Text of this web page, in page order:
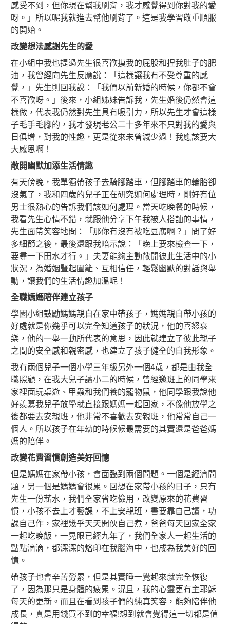
感受不到，但你現在幫我刷背，我才感覺得到你對我的愛
呀。」所以呢我就進去幫他刷背了。這是我學習敬重順服
的開始。
改變想法感謝先生的愛
在小組中我也提過先生很喜歡摸我的屁股和捏我肚子的肥
油，我曾經向先生反應說：
「這樣讓我有不受尊重的感
覺，」先生則回我說：「我們以前新婚的時候，你都不會
不喜歡呀。」後來，小組姊妹告訴我，先生婚後仍然會這
樣做，代表我仍然對先生具有吸引力，所以先生才會這樣
子毛手毛腳的，我才發現老公二十多年來不只對我的愛與
日俱增，對我的性趣，更是從來未曾減少過！我應該要大
大感恩啊！
敞開幽默加添生活情趣
有天傍晚，我單獨帶孩子去騎腳踏車，但腳踏車的輪胎卻
沒氣了，我和四歳的兒子正在研究如何處理時，剛好有位
男士很熱心的告訴我們該如何處理。當天吃晚餐的時候，
我看先生心情不錯，就跟他分享下午我被人搭訕的事情，
先生面帶笑容地問：「那你有沒有被吃豆腐啊？」問了好
多細節之後，最後還跟我暗示說：「晚上要來檢查一下，
要尋一下田水才行。」夫妻能夠主動敞開彼此生活中的小
狀況，為婚姻豎起圍籬、互相信任，輕鬆幽默的對話與舉
動，讓我們的生活情趣加溫呢！
全職媽媽陪伴建立孩子
學園小組鼓勵媽媽親自在家中帶孩子，媽媽親自帶小孩的
好處就是你幾乎可以完全知道孩子的狀況，他的喜怒哀
樂，他的一舉一動所代表的意思，因此就建立了彼此親子
之間的安全感和親密感，也建立了孩子健全的自我形象。
我有兩個兒子一個小學三年級另外一個4歳，都是由我全
職照顧，在我大兒子讀小二的時候，曾經邀班上的同學來
家裡面玩桌遊、甲蟲和我們養的寵物鼠，他同學跟我說他
好羨慕我兒子放學就直接跟媽媽一起回家，不像他放學之
後都要去安親班，他非常不喜歡去安親班，他常常自己一
個人。所以孩子在年幼的時候候最需要的其實還是爸爸媽
媽的陪伴。
改變花費習慣創造美好回憶
但是媽媽在家帶小孩，會面臨到兩個問題。一個是經濟問
題，另一個是媽媽會很累。回想在家帶小孩的日子，只有
先生一份薪水，我們全家省吃儉用，改變原來的花費習
慣，小孩不去上才藝課，不上安親班，書要靠自己讀，功
課自己作，家裡幾乎天天開伙自己煮，爸爸每天回家全家
一起吃晚飯，一晃眼已經九年了，我們全家人一起生活的
點點滴滴，都深深的烙印在我腦海中，也成為我美好的回
憶。
帶孩子也會辛苦勞累，但是其實睡一覺起來就完全恢復
了，因為那只是身體的疲累。況且，我的心靈更有主耶穌
每天的更新。而且在看到孩子們的純真笑容，能夠陪伴他
成長，真是用錢買不到的幸福!想到就會覺得這一切都是值